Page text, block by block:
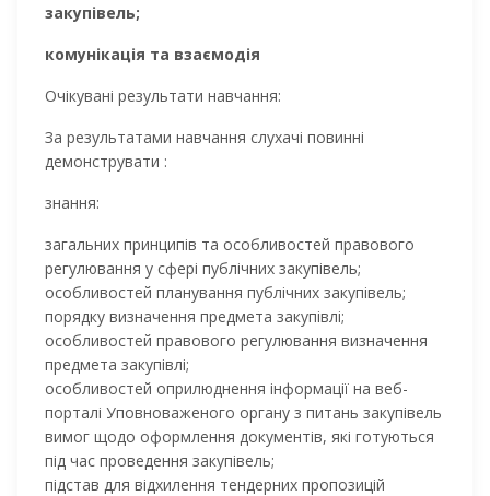
закупівель;
комунікація та взаємодія
Очікувані результати навчання:
За результатами навчання слухачі повинні
демонструвати :
знання:
загальних принципів та особливостей правового
регулювання у сфері публічних закупівель;
особливостей планування публічних закупівель;
порядку визначення предмета закупівлі;
особливостей правового регулювання визначення
предмета закупівлі;
особливостей оприлюднення інформації на веб-
порталі Уповноваженого органу з питань закупівель
вимог щодо оформлення документів, які готуються
під час проведення закупівель;
підстав для відхилення тендерних пропозицій